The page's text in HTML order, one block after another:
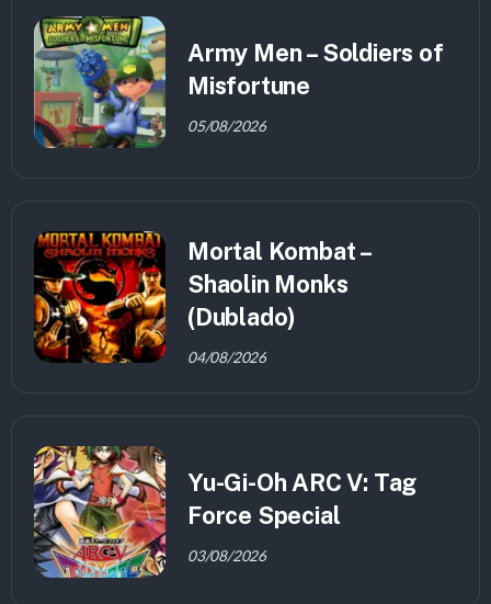
Army Men – Soldiers of
Misfortune
05/08/2026
Mortal Kombat –
Shaolin Monks
(Dublado)
04/08/2026
Yu-Gi-Oh ARC V: Tag
Force Special
03/08/2026